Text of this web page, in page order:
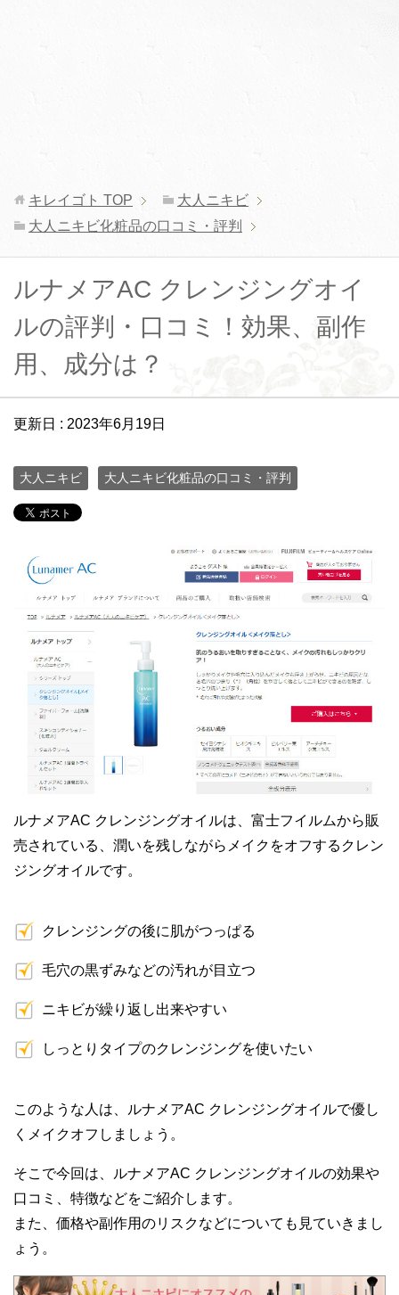
キレイゴト TOP
大人ニキビ
大人ニキビ化粧品の口コミ・評判
ルナメアAC クレンジングオイ
ルの評判・口コミ！効果、副作
用、成分は？
更新日 : 2023年6月19日
大人ニキビ 大人ニキビ化粧品の口コミ・評判
ルナメアAC クレンジングオイルは、富士フイルムから販
売されている、潤いを残しながらメイクをオフするクレン
ジングオイルです。
クレンジングの後に肌がつっぱる
毛穴の黒ずみなどの汚れが目立つ
ニキビが繰り返し出来やすい
しっとりタイプのクレンジングを使いたい
このような人は、ルナメアAC クレンジングオイルで優し
くメイクオフしましょう。
そこで今回は、ルナメアAC クレンジングオイルの効果や
口コミ、特徴などをご紹介します。
また、価格や副作用のリスクなどについても見ていきまし
ょう。